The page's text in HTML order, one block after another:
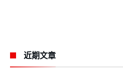
近期文章